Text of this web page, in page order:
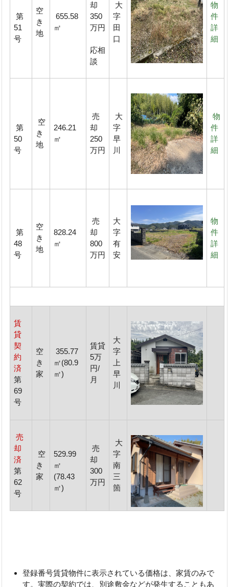
第
51
号
空
き
地
655.58
㎡
却
350
万円
応相
談
大
字
田
口
物
件
詳
細
第
50
号
空
き
地
246.21
㎡
売
却
250
万円
大
字
早
川
物
件
詳
細
第
48
号
空
き
地
828.24
㎡
売
却
800
万円
大
字
有
安
物
件
詳
細
賃
貸
契
約
済
第
69
号
空
き
家
355.77
㎡(80.9
㎡)
賃貸
5万
円/
月
大
字
上
早
川
売
却
済
第
62
号
空
き
家
529.99
㎡
(78.43
㎡)
売
却
300
万円
大
字
南
三
箇
登録番号賃貸物件に表示されている価格は、家賃のみで
す。実際の契約では、別途敷金などが発生することもあ